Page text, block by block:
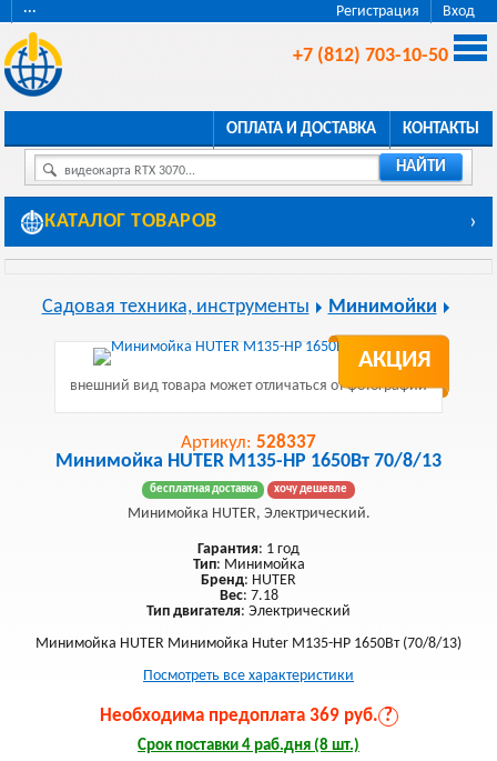
Регистрация Вход
···
+7 (812) 703-10-50
ОПЛАТА И ДОСТАВКА КОНТАКТЫ
видеокарта RTX 3070... НАЙТИ
КАТАЛОГ ТОВАРОВ ›
Садовая техника, инструменты Минимойки
АКЦИЯ
внешний вид товара может отличаться от фотографии
Артикул: 528337
Минимойка HUTER М135-НР 1650Вт 70/8/13
бесплатная доставка хочу дешевле
Минимойка HUTER, Электрический.
Гарантия: 1 год
Тип: Минимойка
Бренд: HUTER
Вес: 7.18
Тип двигателя: Электрический
Минимойка HUTER Минимойка Huter М135-НР 1650Вт (70/8/13)
Посмотреть все характеристики
Необходима предоплата 369 руб. ?
Срок поставки 4 раб.дня (8 шт.)